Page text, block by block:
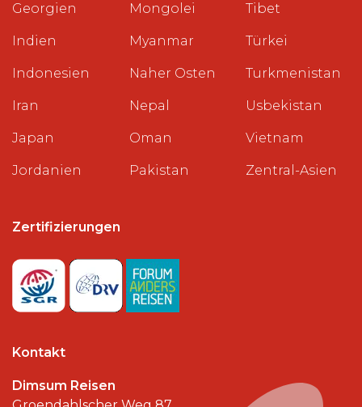
Georgien
Indien
Indonesien
Iran
Japan
Jordanien
Mongolei
Myanmar
Naher Osten
Nepal
Oman
Pakistan
Tibet
Türkei
Turkmenistan
Usbekistan
Vietnam
Zentral-Asien
Zertifizierungen
Kontakt
Dimsum Reisen